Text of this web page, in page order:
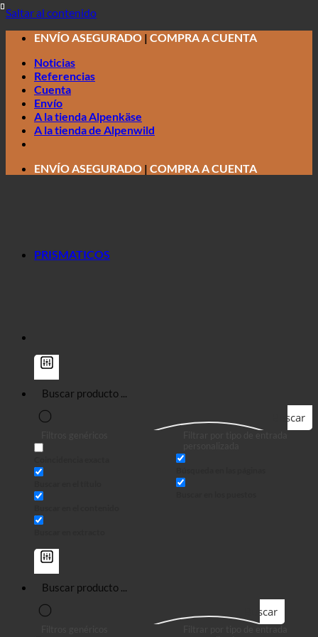
Saltar al contenido
ENVÍO ASEGURADO | COMPRA A CUENTA
Noticias
Referencias
Cuenta
Envío
A la tienda Alpenkäse
A la tienda de Alpenwild
ENVÍO ASEGURADO | COMPRA A CUENTA
Buscar
Buscar
PRISMATICOS